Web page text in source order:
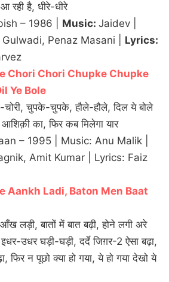
रही है, धीरे-धीरे
– 1986 | Music: Jaidev |
Gulwadi, Penaz Masani | Lyrics:
Chori Chori Chupke Chupke
Ye Bole
चोरी, चुपके-चुपके, हौले-हौले, दिल ये बोले
आशिक़ी का, फिर कब मिलेगा यार
– 1995 | Music: Anu Malik |
Amit Kumar | Lyrics: Faiz
Aankh Ladi, Baton Men Baat
आँख लड़ी, बातों में बात बढ़ी, होने लगी अरे
उधर घड़ी-घड़ी, दर्दे जिग़र-2 ऐसा बढ़ा,
फिर न पूछो क्या हो गया, ये हो गया देखो ये